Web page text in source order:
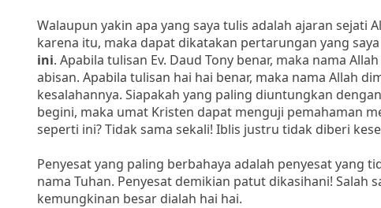
Walaupun yakin apa yang saya tulis adalah ajaran sejati
karena itu, maka dapat dikatakan pertarungan yang
ini. Apabila tulisan Ev. Daud Tony benar, maka nama
abisan. Apabila tulisan hai hai benar, maka nama Allah
kesalahannya. Siapakah yang paling diuntungkan
begini, maka umat Kristen dapat menguji pemahaman
seperti ini? Tidak sama sekali! Iblis justru tidak diberi
Penyesat yang paling berbahaya adalah penyesat yang
nama Tuhan. Penyesat demikian patut dikasihani! Salah
kemungkinan besar dialah hai hai.